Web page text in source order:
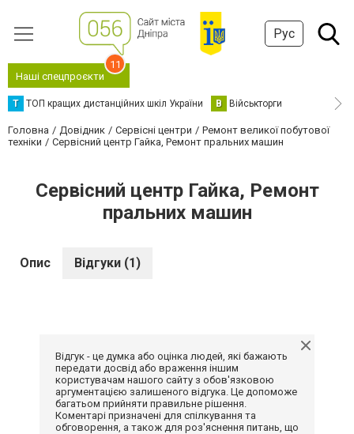
Рус
Наші спецпроєкти
11
Т ТОП кращих дистанційних шкіл України В Військторги
Головна Довідник Сервісні центри
Ремонт великої побутової
техніки
Сервісний центр Гайка, Ремонт пральних машин
Сервісний центр Гайка, Ремонт
пральних машин
Опис Відгуки (1)
Відгук - це думка або оцінка людей, які бажають
передати досвід або враження іншим
користувачам нашого сайту з обов'язковою
аргументацією залишеного відгука. Це допоможе
багатьом прийняти правильне рішення.
Коментарі призначені для спілкування та
обговорення, а також для роз'яснення питань, що